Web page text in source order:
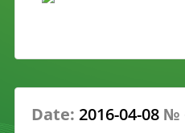
Date: 2016-04-08 №